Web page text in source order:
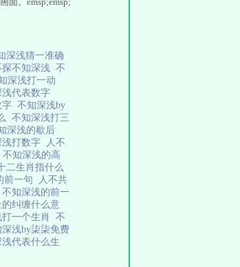
深浅猜一准确
探不知深浅 不
深浅打一动
代表数字
字 不知深浅by
不知深浅打三
深浅的歇后
浅打数字
人不
不知深浅的高
二生肖指什么
前一句
人不共
不知深浅的前一
纠缠什么意
一个生肖 不
深浅by柒柒免费
代表什么生